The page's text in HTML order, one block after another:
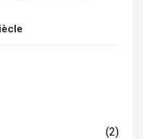
(2)